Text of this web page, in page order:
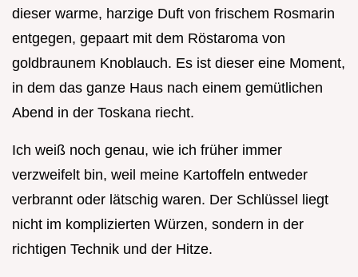
dieser warme, harzige Duft von frischem Rosmarin
entgegen, gepaart mit dem Röstaroma von
goldbraunem Knoblauch. Es ist dieser eine Moment,
in dem das ganze Haus nach einem gemütlichen
Abend in der Toskana riecht.
Ich weiß noch genau, wie ich früher immer
verzweifelt bin, weil meine Kartoffeln entweder
verbrannt oder lätschig waren. Der Schlüssel liegt
nicht im komplizierten Würzen, sondern in der
richtigen Technik und der Hitze.